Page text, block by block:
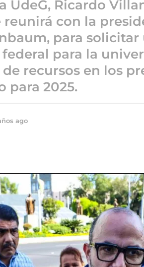
UdeG, Ricardo
con la
para
para la
recursos en los
para 2025.
ago
g
o